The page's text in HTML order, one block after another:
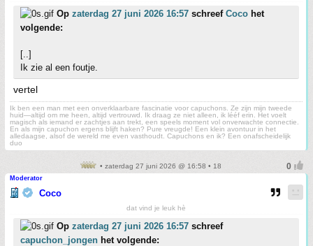
Op zaterdag 27 juni 2026 16:57 schreef Coco het
volgende:
[..]
Ik zie al een foutje.
vertel
Ik ben een man met een onverklaarbare fascinatie voor capuchons. Ze zijn mijn tweede
huid—altijd om me heen, altijd vertrouwd. Ik draag ze niet alleen, ik lééf erin. Het voelt
magisch als iemand er zachtjes aan trekt, een speels moment vol onverwachte connectie.
En als mijn capuchon ergens blijft haken? Pure vreugde! Een klein avontuur in het
alledaagse, alsof de wereld me even vasthoudt. Capuchons en ik? Een onafscheidelijk
duo
• zaterdag 27 juni 2026 @ 16:58 • 18
Moderator
Coco
dat vind je leuk hè
Op zaterdag 27 juni 2026 16:57 schreef
capuchon_jongen het volgende: